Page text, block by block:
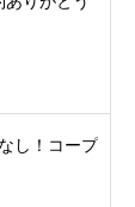
し！コープ